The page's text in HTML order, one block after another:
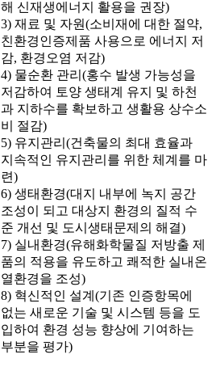
해 신재생에너지 활용을 권장)
3) 재료 및 자원(소비재에 대한 절약,
친환경인증제품 사용으로 에너지 저
감, 환경오염 저감)
4) 물순환 관리(홍수 발생 가능성을
저감하여 토양 생태계 유지 및 하천
과 지하수를 확보하고 생활용 상수소
비 절감)
5) 유지관리(건축물의 최대 효율과
지속적인 유지관리를 위한 체계를 마
련)
6) 생태환경(대지 내부에 녹지 공간
조성이 되고 대상지 환경의 질적 수
준 개선 및 도시생태문제의 해결)
7) 실내환경(유해화학물질 저방출 제
품의 적용을 유도하고 쾌적한 실내온
열환경을 조성)
8) 혁신적인 설계(기존 인증항목에
없는 새로운 기술 및 시스템 등을 도
입하여 환경 성능 향상에 기여하는
부분을 평가)